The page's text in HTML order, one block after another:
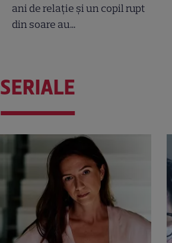
ani de relație și un copil rupt
din soare au...
SERIALE